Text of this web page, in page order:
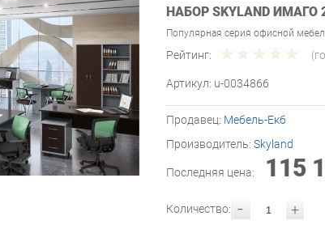
НАБОР SKYLAND ИМАГО
Популярная серия офисной
Рейтинг:
Артикул: u-0034866
Продавец: Мебель-Екб
Производитель: Skyland
Последняя цена: 115
- +
Количество: